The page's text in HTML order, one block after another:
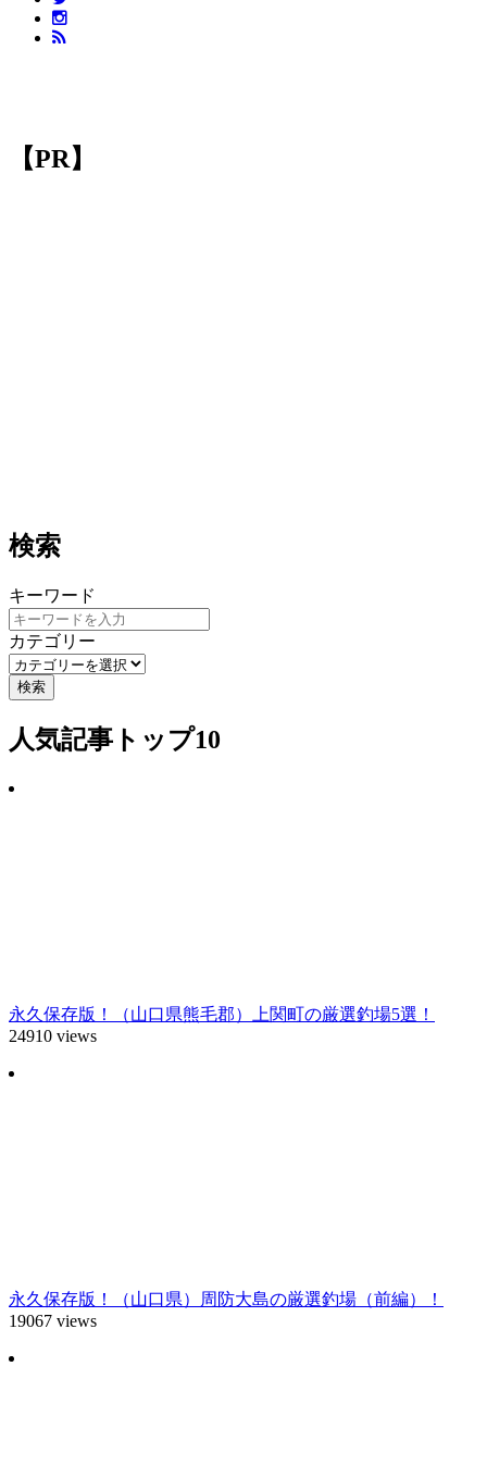
【PR】
検索
キーワード
カテゴリー
検索
人気記事トップ10
永久保存版！（山口県熊毛郡）上関町の厳選釣場5選！
24910 views
永久保存版！（山口県）周防大島の厳選釣場（前編）！
19067 views